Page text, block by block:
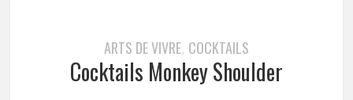
ARTS DE VIVRE, COCKTAILS
Cocktails Monkey Shoulder